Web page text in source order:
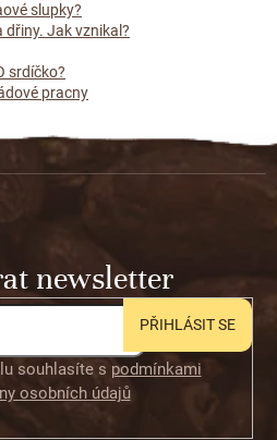
slupky?
dřiny. Jak vznikal?
srdíčko?
pracny
newsletter
souhlasíte s podmínkami
osobních údajů
PŘIHLÁSIT SE